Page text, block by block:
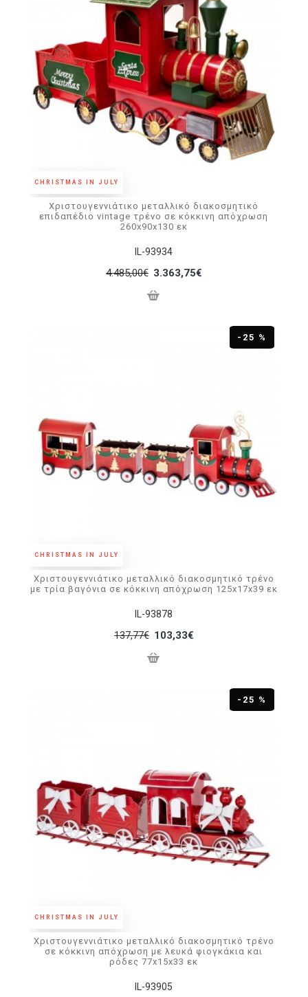
CHRISTMAS IN JULY
IL-93934
Χριστουγεννιάτικο μεταλλικό διακοσμητικό
επιδαπέδιο vintage τρένο σε κόκκινη απόχρωση
260x90x130 εκ
4.485,00€ 3.363,75€
CHRISTMAS IN JULY
-25 %
IL-93878
Χριστουγεννιάτικο μεταλλικό διακοσμητικό τρένο
με τρία βαγόνια σε κόκκινη απόχρωση 125x17x39 εκ
137,77€ 103,33€
CHRISTMAS IN JULY
-25 %
IL-93905
Χριστουγεννιάτικο μεταλλικό διακοσμητικό τρένο
σε κόκκινη απόχρωση με λευκά φιογκάκια και
ρόδες 77x15x33 εκ